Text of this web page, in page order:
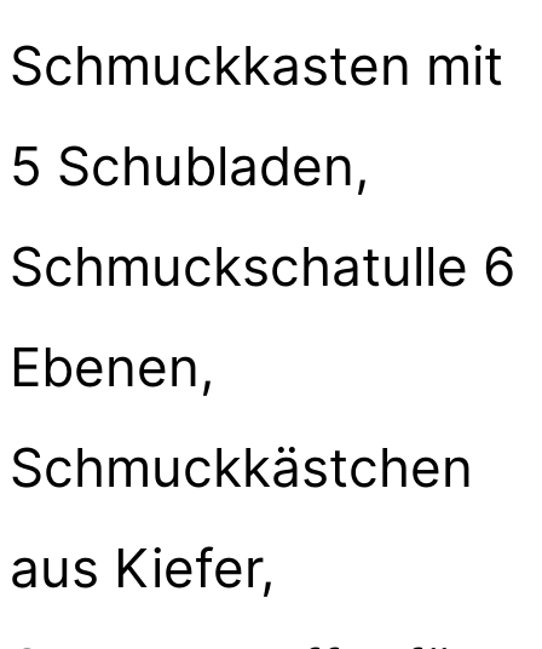
Schmuckkasten mit
5 Schubladen,
Schmuckschatulle 6
Ebenen,
Schmuckkästchen
aus Kiefer,